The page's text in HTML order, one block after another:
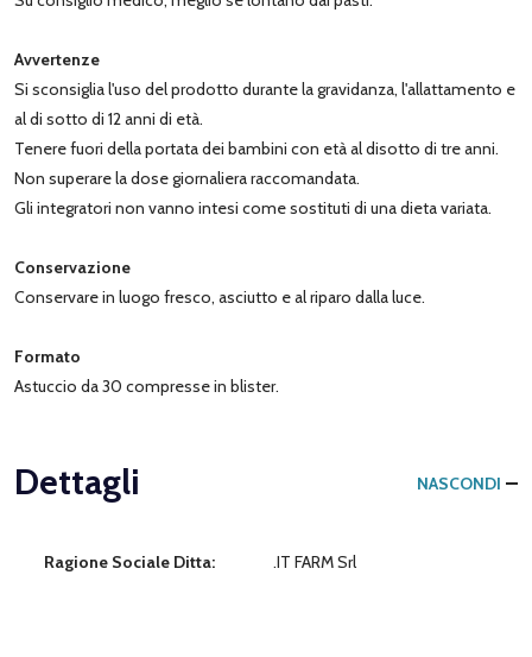
Avvertenze
Si sconsiglia l'uso del prodotto durante la gravidanza, l'allattamento e
al di sotto di 12 anni di età.
Tenere fuori della portata dei bambini con età al disotto di tre anni.
Non superare la dose giornaliera raccomandata.
Gli integratori non vanno intesi come sostituti di una dieta variata.
Conservazione
Conservare in luogo fresco, asciutto e al riparo dalla luce.
Formato
Astuccio da 30 compresse in blister.
Dettagli NASCONDI
Ragione Sociale Ditta: .IT FARM Srl